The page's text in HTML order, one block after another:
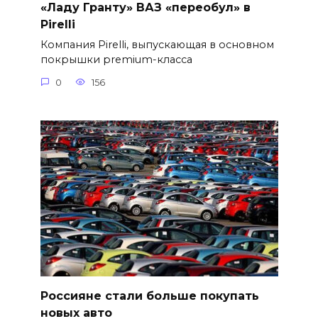
«Ладу Гранту» ВАЗ «переобул» в
Pirelli
Компания Pirelli, выпускающая в основном
покрышки premium-класса
0 156
Россияне стали больше покупать
новых авто